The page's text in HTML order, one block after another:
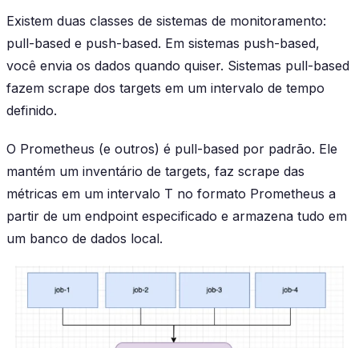
Existem duas classes de sistemas de monitoramento:
pull-based e push-based. Em sistemas push-based,
você envia os dados quando quiser. Sistemas pull-based
fazem scrape dos targets em um intervalo de tempo
definido.
O Prometheus (e outros) é pull-based por padrão. Ele
mantém um inventário de targets, faz scrape das
métricas em um intervalo T no formato Prometheus a
partir de um endpoint especificado e armazena tudo em
um banco de dados local.